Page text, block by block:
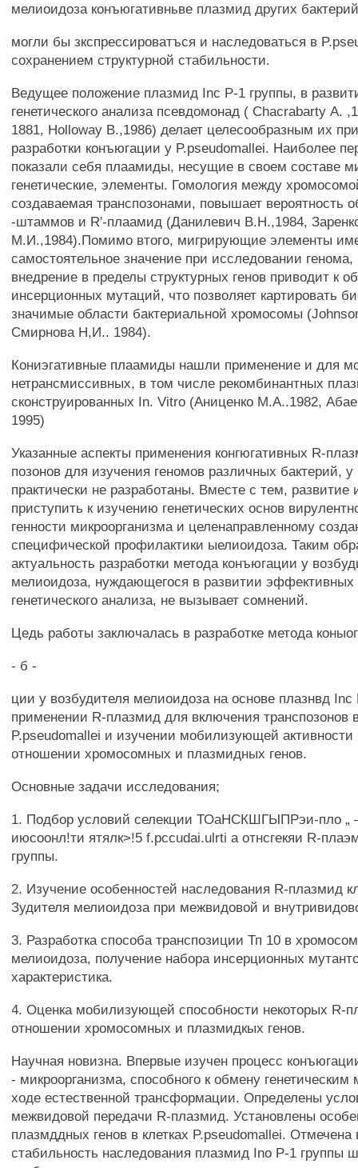
мелиоидоза конъюгативньве плазмид других
могли бы зкспрессироватъся и наследоваться в
сохранением структурной стабильности.
Ведущее положение плазмид Inc Р-1 группы, в
генетического анализа псевдомонад ( Chacrabarty А.
1881, Holloway В.,1986) делает целесообразным их
разработки конъюгации у P.pseudomallei. Наиболее
показали себя плаамиды, несущие в своем составе
генетические, элементы. Гомология между
создаваемая транспозонами, повышает вероятность
-штаммов и R'-плаамид (Данилевич В.Н.,1984,
М.И.,1984).Помимо втого, мигрирующие элементы
самостоятельное значение при исследовании генома,
внедрение в пределы структурных генов приводит к
инсерционных мутаций, что позволяет картировать
значимые области бактериальной хромосомы
Смирнова Н,И.. 1984).
Кониэгативные плаамиды нашли применение и для
нетрансмиссивных, в том числе рекомбинантных
сконструированных In. Vitro (Аниценко М.А..1982,
1995)
Указанные аспекты применения конгюгативных R-
позонов для изучения геномов различных бактерий, у
практически не разработаны. Вместе с тем, развитие
приступить к изучению генетических основ
генности микроорганизма и целенаправленному
специфической профилактики ыелиоидоза. Таким
актуальность разработки метода конъюгации у
мелиоидоза, нуждающегося в развитии эффективных
генетического анализа, не вызывает сомнений.
Цедь работы заключалась в разработке метода
- б -
ции у возбудителя мелиоидоза на основе плазнвд Inc
применении R-плазмид для включения транспозонов
P.pseudomallei и изучении мобилизующей
отношении хромосомных и плазмидных генов.
Основные задачи исследования;
1. Подбор условий селекции ТОаНСКШГЫПРэи-пло „
июсоонл!ти ятялк>!5 f.pccudai.ulrti а отнсгекяи R-
группы.
2. Изучение особенностей наследования R-плазмид
Зудителя мелиоидоза при межвидовой и
3. Разработка способа транспозиции Тп 10 в
мелиоидоза, получение набора инсерционных
характеристика.
4. Оценка мобилизующей способности некоторых R-
отношении хромосомных и плазмидкых генов.
Научная новизна. Впервые изучен процесс
- микроорганизма, способного к обмену
ходе естественной трансформации. Определены
межвидовой передачи R-плазмид. Установлены
плазмддных генов в клетках P.pseudomallei. Отмечена
стабильность наследования плазмид Ino Р-1 группы